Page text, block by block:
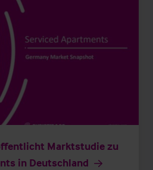
Marktstudie zu
in Deutschland